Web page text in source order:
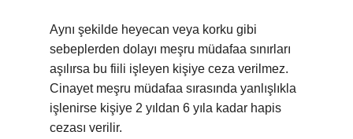
Aynı şekilde heyecan veya korku gibi
sebeplerden dolayı meşru müdafaa sınırları
aşılırsa bu fiili işleyen kişiye ceza verilmez.
Cinayet meşru müdafaa sırasında yanlışlıkla
işlenirse kişiye 2 yıldan 6 yıla kadar hapis
cezası verilir.